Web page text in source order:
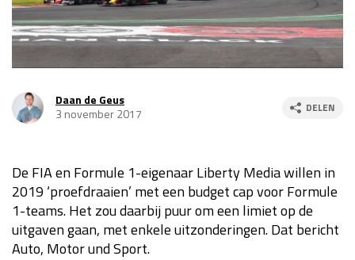
Race
za 13:00 - 15:00
Race
zo 21:00 - 23:00
Kwalificatie
za 19:00 - 20:00
Race
zo 18:00 - 20:00
Daan de Geus
3 november 2017
DELEN
De FIA en Formule 1-eigenaar Liberty Media willen in
2019 ‘proefdraaien’ met een budget cap voor Formule
1-teams. Het zou daarbij puur om een limiet op de
uitgaven gaan, met enkele uitzonderingen. Dat bericht
Auto, Motor und Sport.